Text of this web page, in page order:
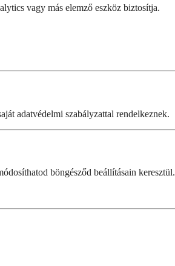
vagy más elemző eszköz biztosítja.
adatvédelmi szabályzattal rendelkeznek.
böngésződ beállításain keresztül.